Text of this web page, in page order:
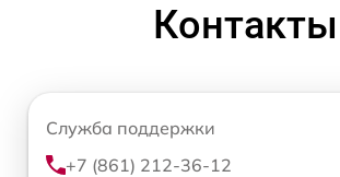
Контакты
Служба поддержки
+7 (861) 212-36-12